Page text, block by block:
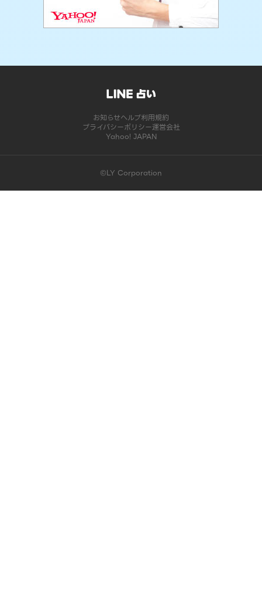
お知らせヘルプ利用規約
プライバシーポリシー運営会社
Yahoo! JAPAN
©LY Corporation
このコンテンツは掲載が終了しました | LINE占い